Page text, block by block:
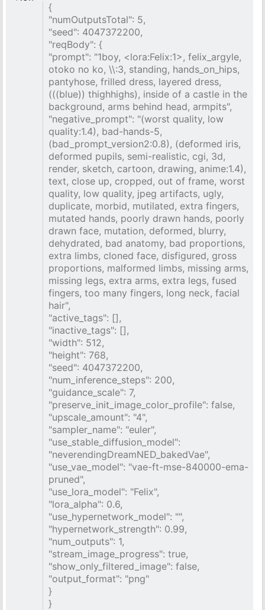
{
"numOutputsTotal": 5,
"seed": 4047372200,
"reqBody": {
"prompt": "1boy, <lora:Felix:1>, felix_argyle,
otoko no ko, \\:3, standing, hands_on_hips,
pantyhose, frilled dress, layered dress,
(((blue)) thighhighs), inside of a castle in the
background, arms behind head, armpits",
"negative_prompt": "(worst quality, low
quality:1.4), bad-hands-5,
(bad_prompt_version2:0.8), (deformed iris,
deformed pupils, semi-realistic, cgi, 3d,
render, sketch, cartoon, drawing, anime:1.4),
text, close up, cropped, out of frame, worst
quality, low quality, jpeg artifacts, ugly,
duplicate, morbid, mutilated, extra fingers,
mutated hands, poorly drawn hands, poorly
drawn face, mutation, deformed, blurry,
dehydrated, bad anatomy, bad proportions,
extra limbs, cloned face, disfigured, gross
proportions, malformed limbs, missing arms,
missing legs, extra arms, extra legs, fused
fingers, too many fingers, long neck, facial
hair",
"active_tags": [],
"inactive_tags": [],
"width": 512,
"height": 768,
"seed": 4047372200,
"num_inference_steps": 200,
"guidance_scale": 7,
"preserve_init_image_color_profile": false,
"upscale_amount": "4",
"sampler_name": "euler",
"use_stable_diffusion_model":
"neverendingDreamNED_bakedVae",
"use_vae_model": "vae-ft-mse-840000-ema-
pruned",
"use_lora_model": "Felix",
"lora_alpha": 0.6,
"use_hypernetwork_model": "",
"hypernetwork_strength": 0.99,
"num_outputs": 1,
"stream_image_progress": true,
"show_only_filtered_image": false,
"output_format": "png"
}
}